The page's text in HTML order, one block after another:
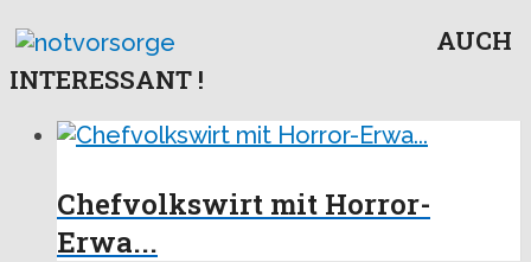
AUCH
INTERESSANT !
Chefvolkswirt mit Horror-
Erwa...